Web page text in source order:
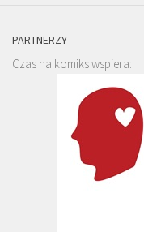
PARTNERZY
Czas na komiks wspiera: